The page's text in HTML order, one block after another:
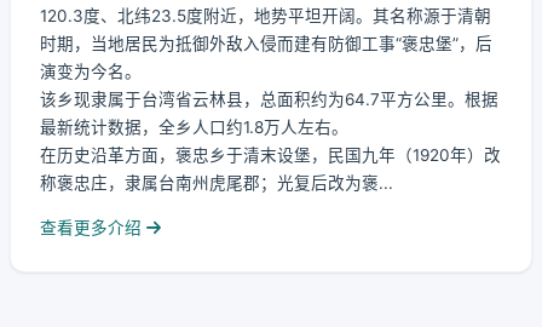
120.3度、北纬23.5度附近，地势平坦开阔。其名称源于清朝
时期，当地居民为抵御外敌入侵而建有防御工事“褒忠堡”，后
演变为今名。
该乡现隶属于台湾省云林县，总面积约为64.7平方公里。根据
最新统计数据，全乡人口约1.8万人左右。
在历史沿革方面，褒忠乡于清末设堡，民国九年（1920年）改
称褒忠庄，隶属台南州虎尾郡；光复后改为褒...
查看更多介绍